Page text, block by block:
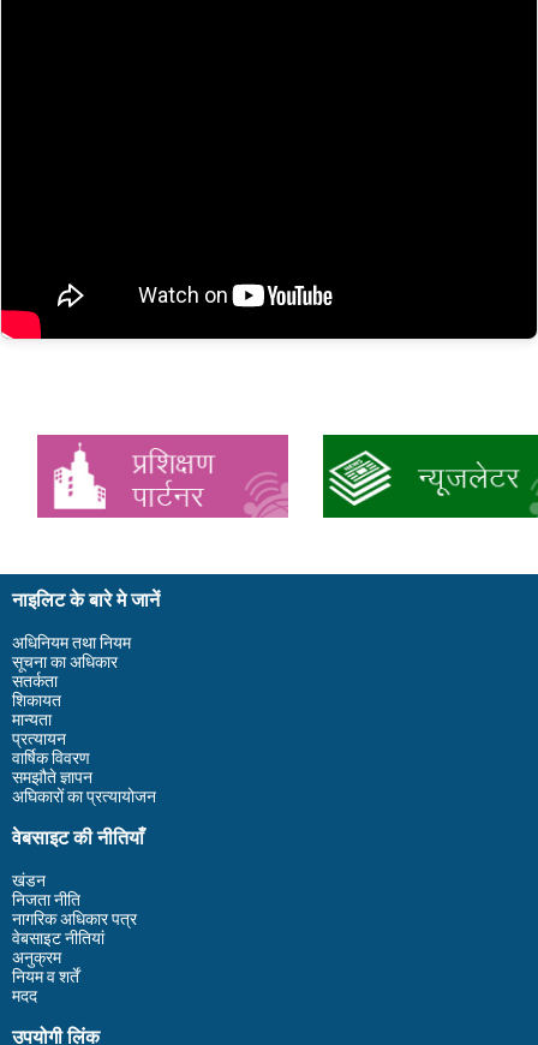
नाइलिट के बारे मे जानें
अधिनियम तथा नियम
सूचना का अधिकार
सतर्कता
शिकायत
मान्यता
प्रत्यायन
वार्षिक विवरण
समझौते ज्ञापन
अघिकारों का प्रत्यायोजन
वेबसाइट की नीतियाँ
खंडन
निजता नीति
नागरिक अधिकार पत्र
वेबसाइट नीतियां
अनुक्रम
नियम व शर्तें
मदद
उपयोगी लिंक